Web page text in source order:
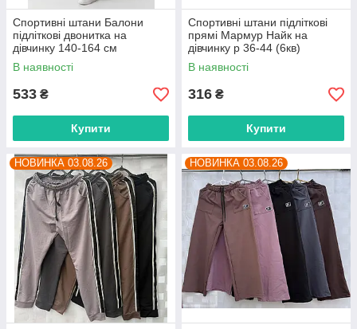
Спортивні штани Балони
підліткові двонитка на
дівчинку 140-164 см
"MALVINA" купити гуртом в
Одесі на 7 км
В наявності
533 ₴
Купити
Спортивні штани підліткові
прямі Мармур Найк на
дівчинку р 36-44 (6кв)
"BOXING" гуртом в Одесі на 7
км
В наявності
316 ₴
Купити
НОВИНКА 03.08.26 НОВИНКА 03.08.26